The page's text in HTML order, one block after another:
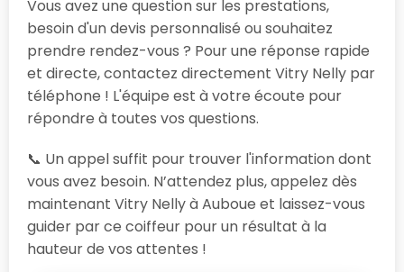
Vous avez une question sur les prestations,
besoin d'un devis personnalisé ou souhaitez
prendre rendez-vous ? Pour une réponse rapide
et directe, contactez directement Vitry Nelly par
téléphone ! L'équipe est à votre écoute pour
répondre à toutes vos questions.
📞 Un appel suffit pour trouver l'information dont
vous avez besoin. N’attendez plus, appelez dès
maintenant Vitry Nelly à Auboue et laissez-vous
guider par ce coiffeur pour un résultat à la
hauteur de vos attentes !